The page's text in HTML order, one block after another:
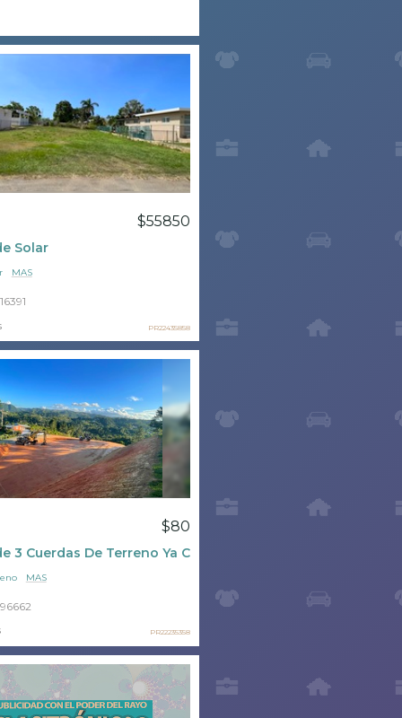
$55850
Solar
MAS
PR22435858
$80
3 Cuerdas De Terreno Ya Con Solar
MAS
PR22235358